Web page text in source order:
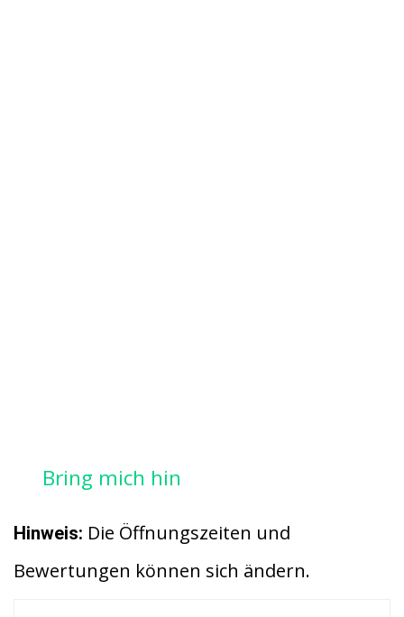
Bring mich hin
Hinweis: Die Öffnungszeiten und
Bewertungen können sich ändern.